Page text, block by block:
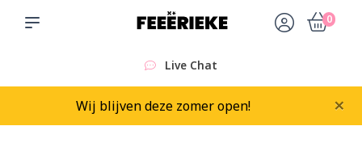
0
Live Chat
Wij blijven deze zomer open! ×